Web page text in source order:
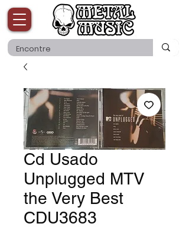
Cd Usado
Unplugged MTV
the Very Best
CDU3683